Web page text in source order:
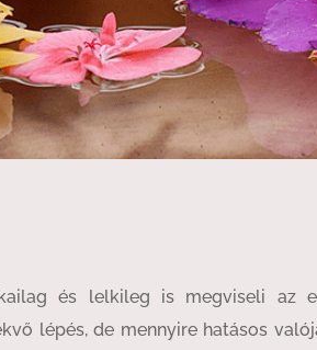
és lelkileg is megviseli az
lépés, de mennyire hatásos